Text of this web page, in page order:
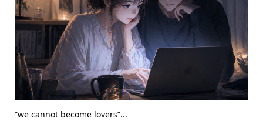
”we cannot become lovers”...